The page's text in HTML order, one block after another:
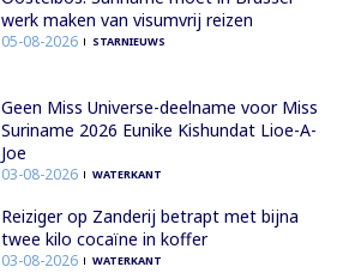
werk maken van visumvrij reizen
05-08-2026 STARNIEUWS
Geen Miss Universe-deelname voor Miss
Suriname 2026 Eunike Kishundat Lioe-A-
Joe
03-08-2026 WATERKANT
Reiziger op Zanderij betrapt met bijna
twee kilo cocaïne in koffer
03-08-2026 WATERKANT